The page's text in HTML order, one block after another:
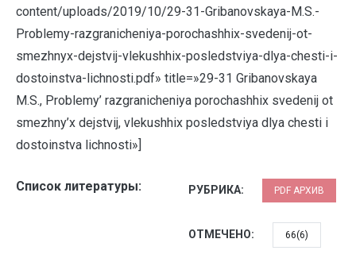
content/uploads/2019/10/29-31-Gribanovskaya-M.S.-
Problemy-razgranicheniya-porochashhix-svedenij-ot-
smezhnyx-dejstvij-vlekushhix-posledstviya-dlya-chesti-i-
dostoinstva-lichnosti.pdf» title=»29-31 Gribanovskaya
M.S., Problemy’ razgranicheniya porochashhix svedenij ot
smezhny’x dejstvij, vlekushhix posledstviya dlya chesti i
dostoinstva lichnosti»]
Список литературы: РУБРИКА: PDF АРХИВ
ОТМЕЧЕНО: 66(6)